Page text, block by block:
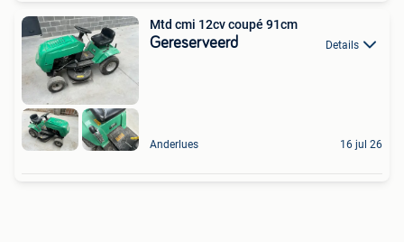
Mtd cmi 12cv coupé 91cm
Gereserveerd Details
Anderlues 16 jul 26